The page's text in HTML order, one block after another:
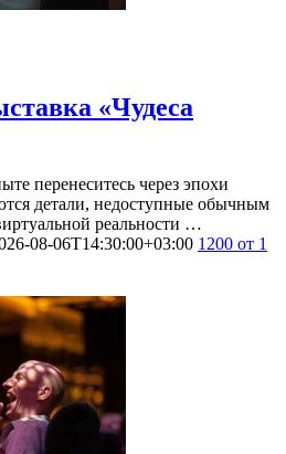
«Чудеса
перенеситесь через эпохи
детали, недоступные обычным
реальности …
08-06T14:30:00+03:00 1200 от 1